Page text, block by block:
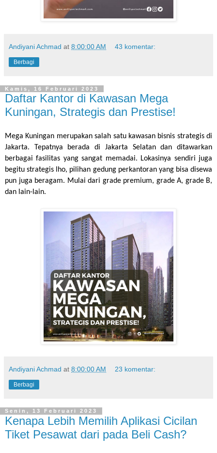
Andiyani Achmad at 8:00:00 AM 43 komentar:
Berbagi
Kamis, 16 Februari 2023
Daftar Kantor di Kawasan Mega
Kuningan, Strategis dan Prestise!
Mega Kuningan merupakan salah satu kawasan bisnis strategis di
Jakarta. Tepatnya berada di Jakarta Selatan dan ditawarkan
berbagai fasilitas yang sangat memadai. Lokasinya sendiri juga
begitu strategis lho, pilihan gedung perkantoran yang bisa disewa
pun juga beragam. Mulai dari grade premium, grade A, grade B,
dan lain-lain.
Andiyani Achmad at 8:00:00 AM 23 komentar:
Berbagi
Senin, 13 Februari 2023
Kenapa Lebih Memilih Aplikasi Cicilan
Tiket Pesawat dari pada Beli Cash?